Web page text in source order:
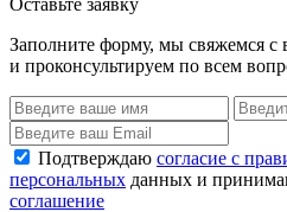
Заполните форму, мы свяжемся с
и проконсультируем по всем
Подтверждаю согласие с
персональных данных и
соглашение